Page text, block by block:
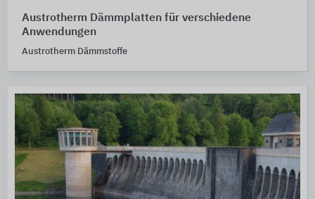
Austrotherm Dämmplatten für verschiedene
Anwendungen
Austrotherm Dämmstoffe